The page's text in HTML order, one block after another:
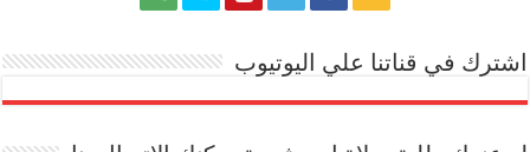
اشترك في قناتنا علي اليوتيوب